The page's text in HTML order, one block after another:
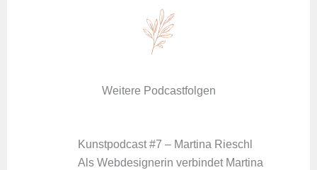
Weitere Podcastfolgen
Kunstpodcast #7 – Martina Rieschl
Als Webdesignerin verbindet Martina